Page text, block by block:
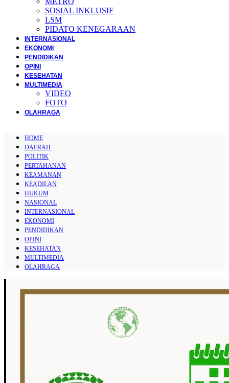
SOSIAL INKLUSIF
LSM
PIDATO KENEGARAAN
INTERNASIONAL
EKONOMI
PENDIDIKAN
OPINI
KESEHATAN
MULTIMEDIA
VIDEO
FOTO
OLAHRAGA
HOME
DAERAH
POLITIK
PERTAHANAN
KEAMANAN
KEADILAN
HUKUM
NASIONAL
INTERNASIONAL
EKONOMI
PENDIDIKAN
OPINI
KESEHATAN
MULTIMEDIA
OLAHRAGA